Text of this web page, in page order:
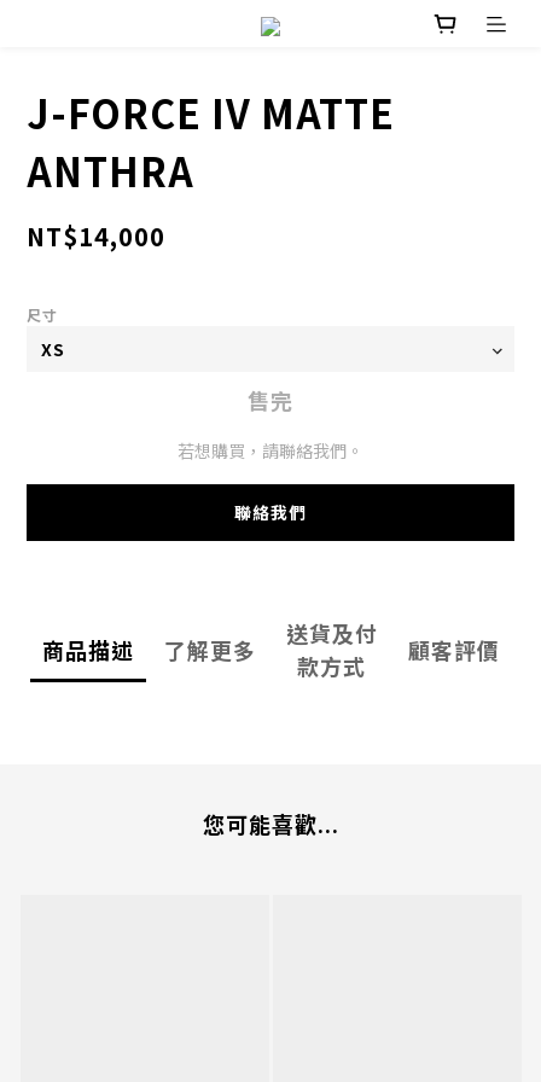
J-FORCE IV MATTE
ANTHRA
NT$14,000
尺寸
售完
若想購買，請聯絡我們。
聯絡我們
商品描述 了解更多
送貨及付
款方式
顧客評價
您可能喜歡...